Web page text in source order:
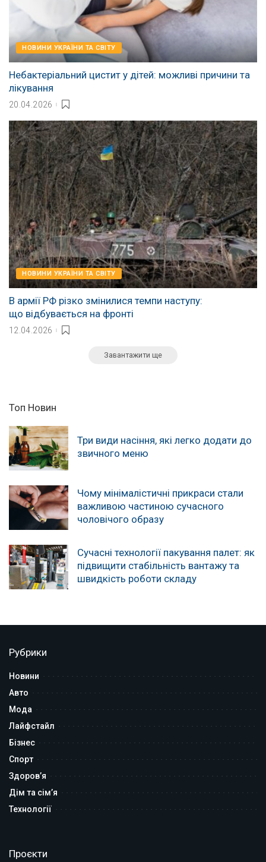
НОВИНИ УКРАЇНИ ТА СВІТУ
Небактеріальний цистит у дітей: можливі причини та
лікування
20.04.2026
НОВИНИ УКРАЇНИ ТА СВІТУ
В армії РФ різко змінилися темпи наступу:
що відбувається на фронті
12.04.2026
Завантажити ще
Топ Новин
Три види насіння, які легко додати до
звичного меню
Чому мінімалістичні прикраси стали
важливою частиною сучасного
чоловічого образу
Сучасні технології пакування палет: як
підвищити стабільність вантажу та
швидкість роботи складу
Рубрики
Новини
Авто
Мода
Лайфстайл
Бізнес
Спорт
Здоров’я
Дім та сім’я
Технології
Проєкти